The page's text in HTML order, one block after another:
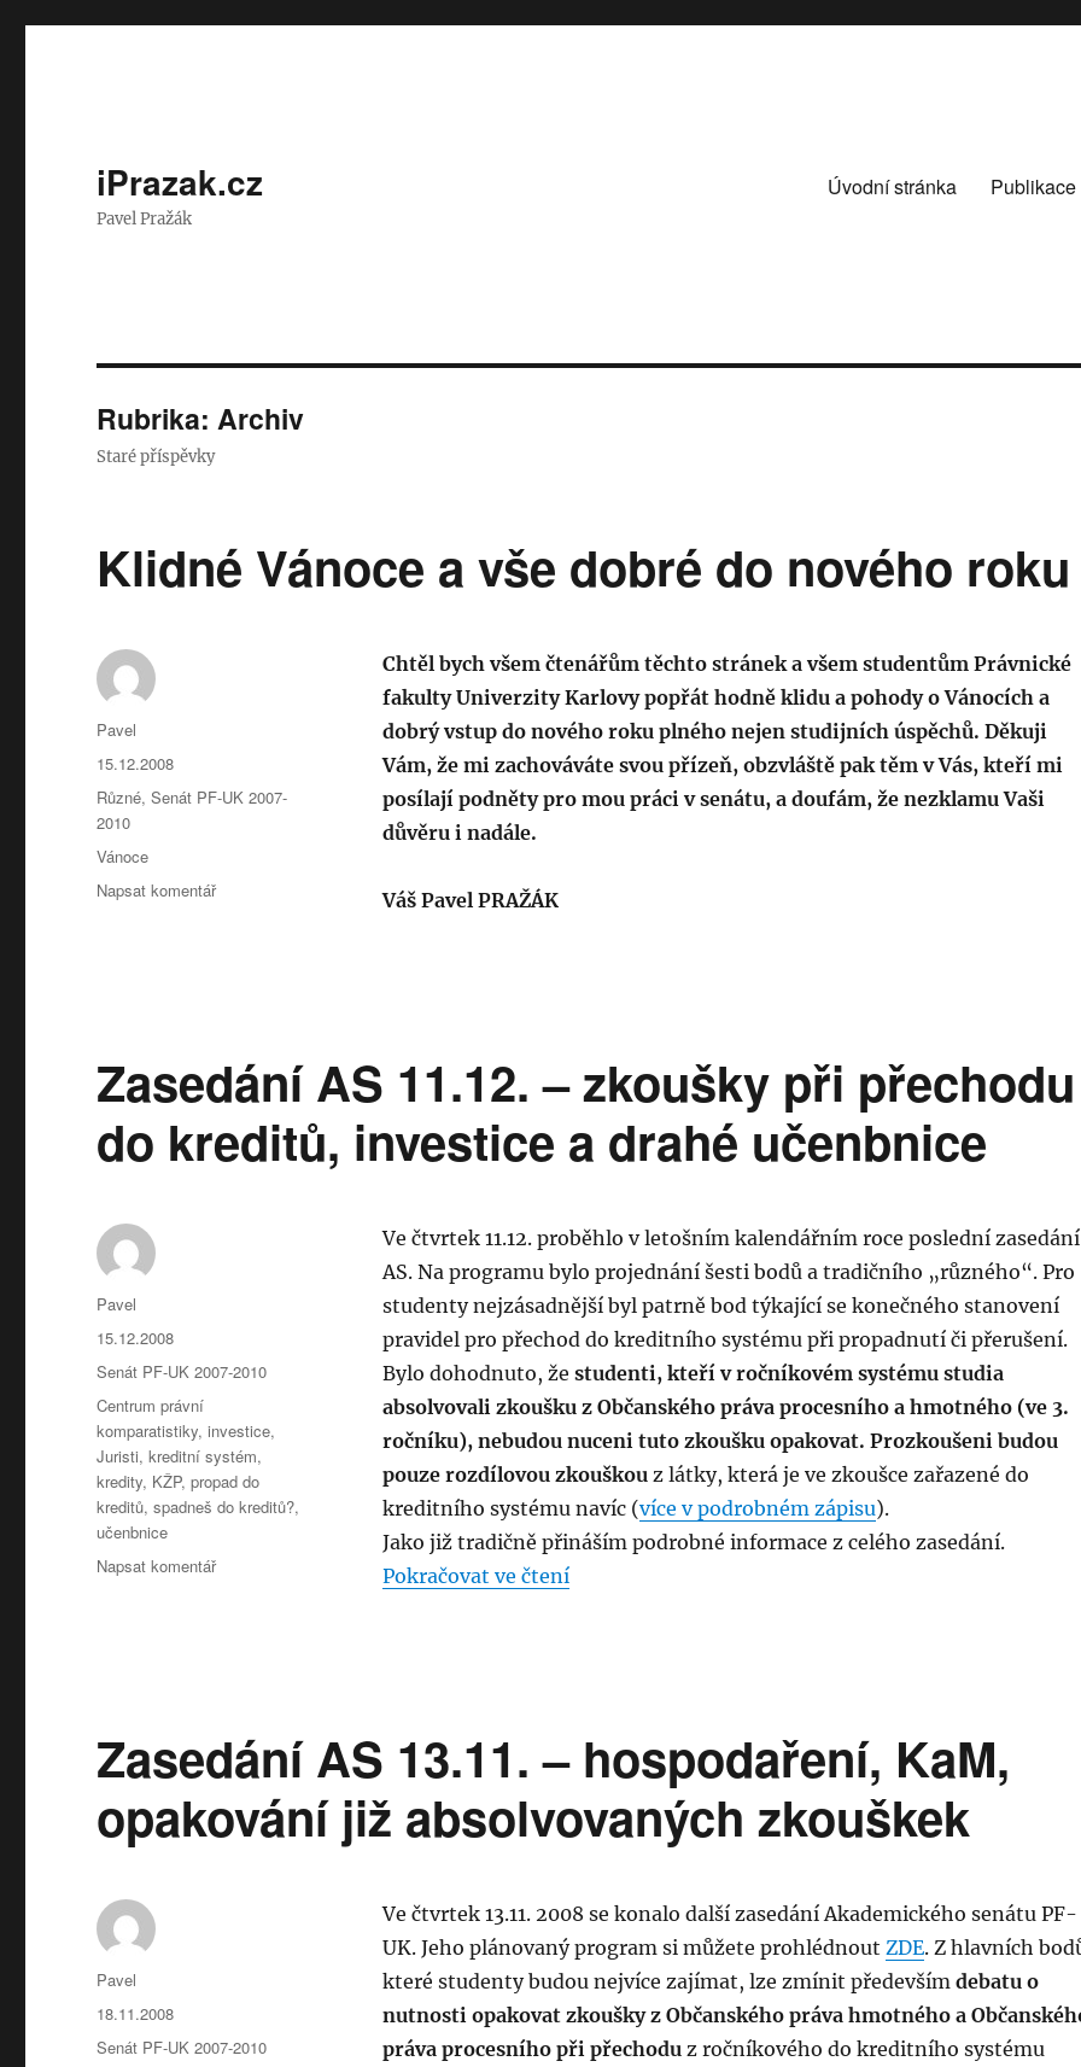
iPrazak.cz
Pavel Pražák
Úvodní stránka Publikace
Rubrika:Archiv
Staré příspěvky
Klidné Vánoce a vše dobré do nového roku
Chtěl bych všem čtenářům těchto stránek a všem studentům Právnické
fakulty Univerzity Karlovy popřát hodně klidu a pohody o Vánocích a
dobrý vstup do nového roku plného nejen studijních úspěchů. Děkuji
Vám, že mi zachováváte svou přízeň, obzvláště pak těm v Vás, kteří mi
posílají podněty pro mou práci v senátu, a doufám, že nezklamu Vaši
důvěru i nadále.
Váš Pavel PRAŽÁK
Autor:
Pavel
Publikováno:
15.12.2008
Rubriky:
Různé,Senát PF-UK 2007-
2010
Štítky:
Vánoce
Napsat komentářpro
vše
dobré
nového
roku
Zasedání AS 11.12. – zkoušky při přechodu
do kreditů, investice a drahé učenbnice
Ve čtvrtek 11.12. proběhlo v letošním kalendářním roce poslední zasedání
AS. Na programu bylo projednání šesti bodů a tradičního „různého“. Pro
studenty nejzásadnější byl patrně bod týkající se konečného stanovení
pravidel pro přechod do kreditního systému při propadnutí či přerušení.
Bylo dohodnuto, že studenti, kteří v ročníkovém systému studia
absolvovali zkoušku z Občanského práva procesního a hmotného (ve 3.
ročníku), nebudou nuceni tuto zkoušku opakovat. Prozkoušeni budou
pouze rozdílovou zkouškouz látky, která je ve zkoušce zařazené do
kreditního systému navíc (více v podrobném zápisu).
Jako již tradičně přináším podrobné informace z celého zasedání.
Pokračovat ve čtení„Zasedání AS 11.12. – zkoušky při přechodu do
Autor:
Pavel
Publikováno:
15.12.2008
Rubriky:
Senát PF-UK 2007-2010
Štítky:
Centrum právní
komparatistiky,investice,
Juristi,kreditní systém,
kredity, KŽP,propad do
kreditů,spadneš do kreditů?,
učenbnice
Napsat komentářpro
zkoušky
přechodu
do
Zasedání AS 13.11. – hospodaření, KaM,
opakování již absolvovaných zkouškek
Ve čtvrtek 13.11. 2008 se konalo další zasedání Akademického senátu PF-
UK. Jeho plánovaný program si můžete prohlédnout ZDE. Z hlavních
které studenty budou nejvíce zajímat, lze zmínit především debatu o
nutnosti opakovat zkoušky z Občanského práva hmotného a
práva procesního při přechoduz ročníkového do kreditního systému
Autor:
Pavel
Publikováno:
18.11.2008
Rubriky:
Senát PF-UK 2007-2010